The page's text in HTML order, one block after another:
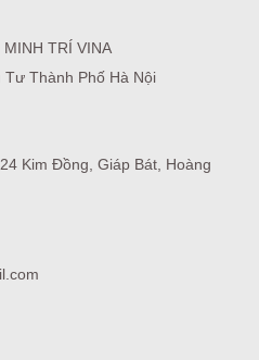
TRÍ VINA
Thành Phố Hà Nội
Kim Đồng, Giáp Bát, Hoàng